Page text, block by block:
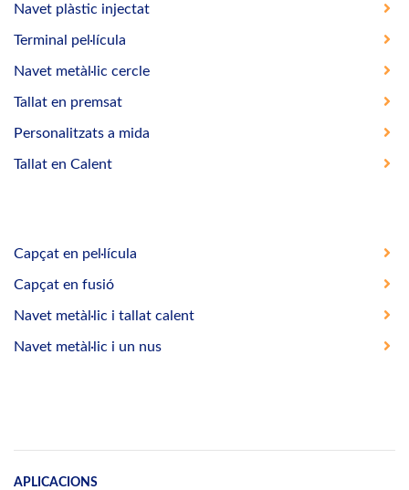
Navet plàstic injectat
Terminal pel·lícula
Navet metàl·lic cercle
Tallat en premsat
Personalitzats a mida
Tallat en Calent
Capçat en pel·lícula
Capçat en fusió
Navet metàl·lic i tallat calent
Navet metàl·lic i un nus
APLICACIONS